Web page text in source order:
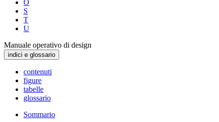
O
S
T
U
Manuale operativo di design
indici e glossario
contenuti
figure
tabelle
glossario
Sommario